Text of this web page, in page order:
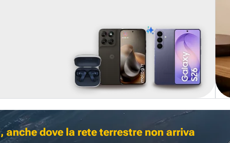
anche dove la rete terrestre non arriva